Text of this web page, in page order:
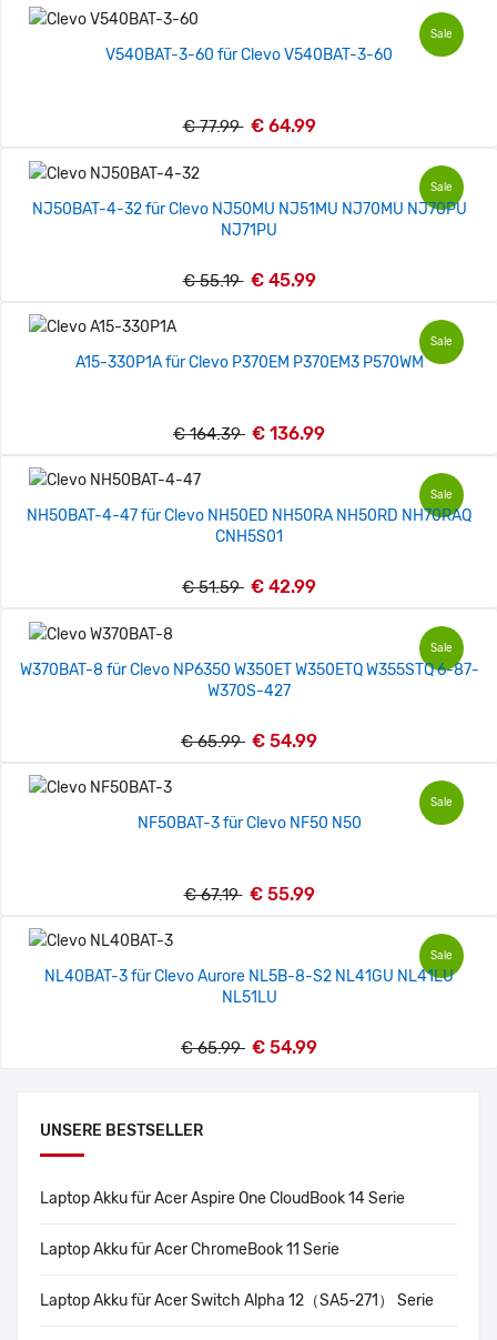
UNSERE BESTSELLER
Laptop Akku für Acer Aspire One CloudBook 14 Serie
Laptop Akku für Acer ChromeBook 11 Serie
Laptop Akku für Acer Switch Alpha 12（SA5-271） Serie
Sale
V540BAT-3-60 für Clevo V540BAT-3-60
€ 77.99 € 64.99
Sale
NJ50BAT-4-32 für Clevo NJ50MU NJ51MU NJ70MU NJ70PU
NJ71PU
€ 55.19 € 45.99
Sale
A15-330P1A für Clevo P370EM P370EM3 P570WM
€ 164.39 € 136.99
Sale
NH50BAT-4-47 für Clevo NH50ED NH50RA NH50RD NH70RAQ
CNH5S01
€ 51.59 € 42.99
Sale
W370BAT-8 für Clevo NP6350 W350ET W350ETQ W355STQ 6-87-
W370S-427
€ 65.99 € 54.99
Sale
NF50BAT-3 für Clevo NF50 N50
€ 67.19 € 55.99
Sale
NL40BAT-3 für Clevo Aurore NL5B-8-S2 NL41GU NL41LU
NL51LU
€ 65.99 € 54.99